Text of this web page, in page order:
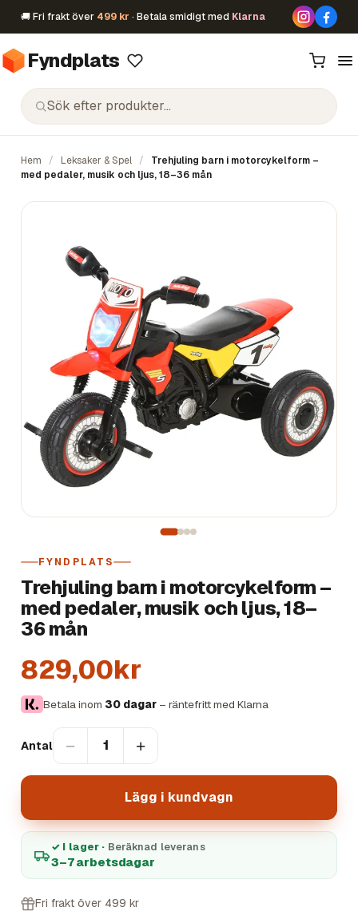
🚚 Fri frakt över 499 kr · Betala smidigt med Klarna
Fyndplats
Hem / Leksaker & Spel /
Trehjuling barn i motorcykelform –
med pedaler, musik och ljus, 18–36 mån
FYNDPLATS
Trehjuling barn i motorcykelform –
med pedaler, musik och ljus, 18–
36 mån
829,00kr
Betala inom 30 dagar – räntefritt med Klarna
Antal − 1 +
Lägg i kundvagn
✓ I lager · Beräknad leverans
3–7 arbetsdagar
Fri frakt över 499 kr